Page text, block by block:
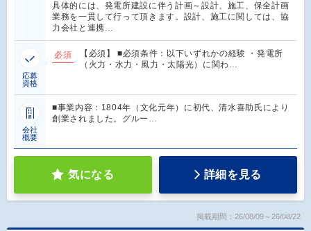
具体的には、発電所建設に伴う計画～設計、施工、保全計画
業務を一貫して行って頂きます。設計、施工に関しては、協
力会社と連携…
応募
資格
必須
【必須】 ■必須条件：以下いずれかの経験 ・発電所
（火力・水力・風力・太陽光）に関わ…
会社
概要
■事業内容：1804年（文化元年）に初代、清水喜助氏により
創業されました。グルー…
気になる 詳細を見る
掲載期間：26/08/09～26/08/22